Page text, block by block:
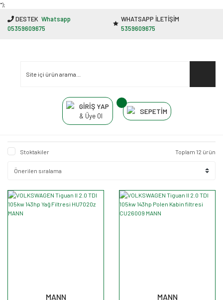
"');
DESTEK Whatsapp
05359609675
WHATSAPP İLETİŞİM
5359609675
GİRİŞ YAP
& Üye Ol
SEPETİM
Stoktakiler Toplam 12 ürün
MANN MANN